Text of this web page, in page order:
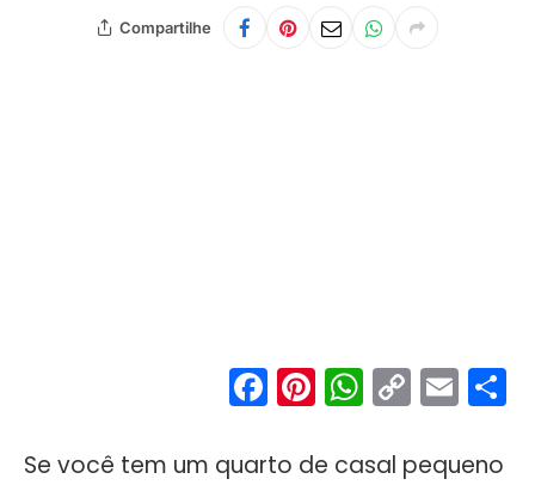
Compartilhe
Facebook
Pinterest
Copy
Link
Se você tem um quarto de casal pequeno